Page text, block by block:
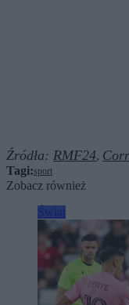
Źródła: RMF24,
Tagi:sport
Zobacz również